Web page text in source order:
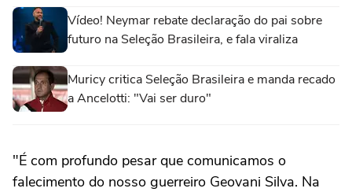
Vídeo! Neymar rebate declaração do pai sobre
futuro na Seleção Brasileira, e fala viraliza
Muricy critica Seleção Brasileira e manda recado
a Ancelotti: "Vai ser duro"
"É com profundo pesar que comunicamos o
falecimento do nosso guerreiro Geovani Silva. Na